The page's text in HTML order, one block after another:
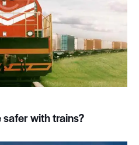
safer with trains?